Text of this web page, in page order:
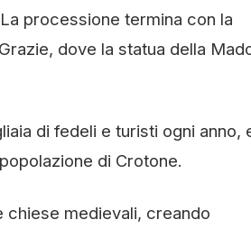
processione termina con la
dove la statua della
di fedeli e turisti ogni anno,
di Crotone.
chiese medievali, creando